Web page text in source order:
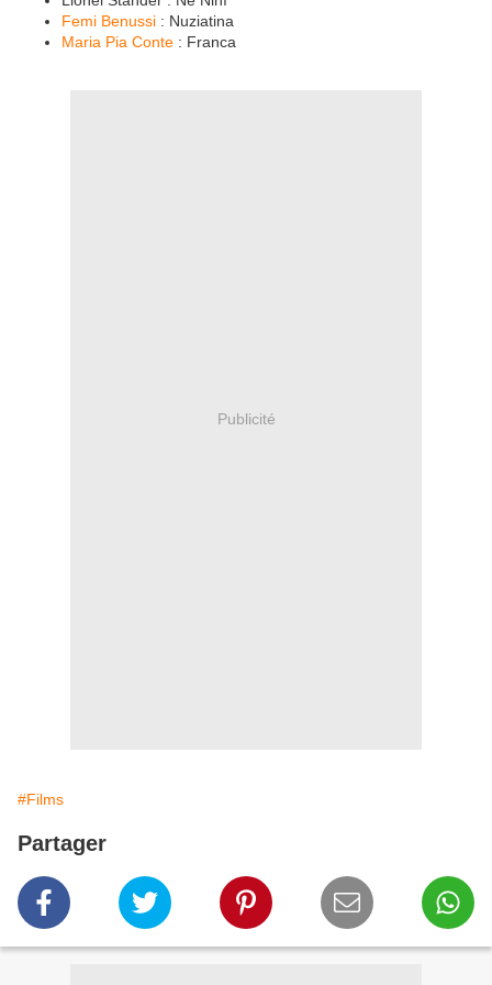
Femi Benussi : Nuziatina
Maria Pia Conte : Franca
Publicité
#Films
Partager